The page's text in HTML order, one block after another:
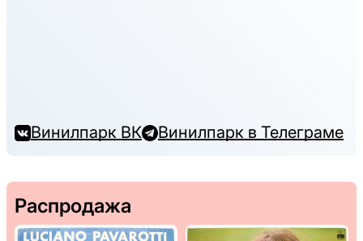
Винилпарк ВК Винилпарк в Телеграме
Распродажа